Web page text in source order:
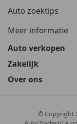
Auto zoektips
Meer informatie
Auto verkopen
Zakelijk
Over ons
© Copyright